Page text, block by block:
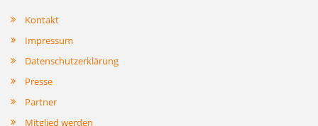
Kontakt
Impressum
Datenschutzerklärung
Presse
Partner
Mitglied werden